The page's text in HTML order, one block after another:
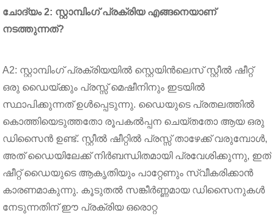
ചോദ്യം 2: സ്റ്റാമ്പിംഗ് പ്രക്രിയ എങ്ങനെയാണ്
നടത്തുന്നത്?
A2: സ്റ്റാമ്പിംഗ് പ്രക്രിയയിൽ സ്റ്റെയിൻലെസ് സ്റ്റീൽ ഷീറ്റ്
ഒരു ഡൈയ്ക്കും പ്രസ്സ് മെഷീനിനും ഇടയിൽ
സ്ഥാപിക്കുന്നത് ഉൾപ്പെടുന്നു. ഡൈയുടെ പ്രതലത്തിൽ
കൊത്തിയെടുത്തതോ രൂപകൽപ്പന ചെയ്തതോ ആയ ഒരു
ഡിസൈൻ ഉണ്ട്. സ്റ്റീൽ ഷീറ്റിൽ പ്രസ്സ് താഴേക്ക് വരുമ്പോൾ,
അത് ഡൈയിലേക്ക് നിർബന്ധിതമായി പ്രവേശിക്കുന്നു, ഇത്
ഷീറ്റ് ഡൈയുടെ ആകൃതിയും പാറ്റേണും സ്വീകരിക്കാൻ
കാരണമാകുന്നു. കൂടുതൽ സങ്കീർണ്ണമായ ഡിസൈനുകൾ
നേടുന്നതിന് ഈ പ്രക്രിയ ഒരൊറ്റ